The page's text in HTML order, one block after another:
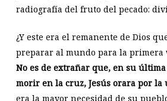
radiografía del fruto del pecado:
¿Y este era el remanente de Dios
preparar al mundo para la primera
No es de extrañar que, en su
morir en la cruz, Jesús orara por la
era la mayor necesidad de su